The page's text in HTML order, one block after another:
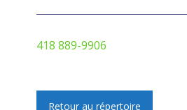
418 889-9906
Retour au répertoire